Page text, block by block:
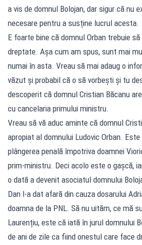
a vis de domnul Bolojan, dar sigur că nu
necesare pentru a susține lucrul acesta.
E foarte bine că domnul Orban trebuie
dreptate. Așa cum am spus, sunt mai
numai în asta. Vreau să mai adaug o
văzut și probabil că o să vorbești și tu
descoperit că domnul Cristian Băcanu
cu cancelaria primului ministru.
Vreau să vă aduc aminte că domnul
apropiat al domnului Ludovic Orban.
plângerea penală împotriva doamnei
prim-ministru. Deci acolo este o gașcă,
o dată a devenit asociatul domnului
Dan l-a dat afară din cauza dosarului
doamna de la PNL. Să nu uităm, ce mă
Laurențiu, este că iată în jurul domnului
de ani de zile ca fiind onestul care face